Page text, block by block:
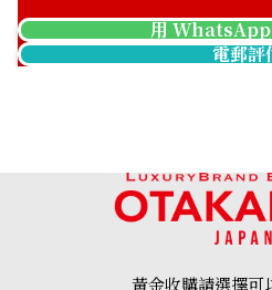
IWC Ingenieur
Chronograph Racer
收購日期: 2023年7月
用 WhatsApp
電郵評
黃金收購請選擇可